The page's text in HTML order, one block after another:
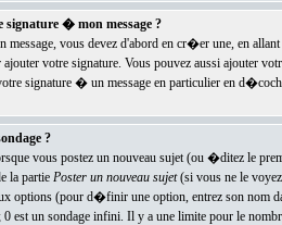
� mon message ?
message, vous devez d'abord en cr�er une, en
votre signature. Vous pouvez aussi ajouter
signature � un message en particulier en
?
vous postez un nouveau sujet (ou �ditez le
la partie Poster un nouveau sujet(si vous ne le voyez
options (pour d�finir une option, entrez son nom
0 est un sondage infini. Il y a une limite pour le